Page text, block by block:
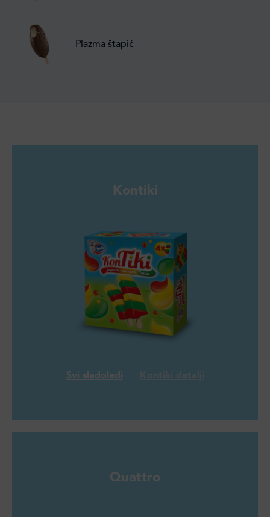
Plazma štapić
Kontiki
Svi sladoledi
Quattro